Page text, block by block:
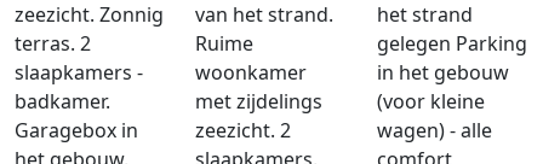
zeezicht. Zonnig
terras. 2
slaapkamers -
badkamer.
Garagebox in
van het strand.
Ruime
woonkamer
met zijdelings
zeezicht. 2
het strand
gelegen Parking
in het gebouw
(voor kleine
wagen) - alle